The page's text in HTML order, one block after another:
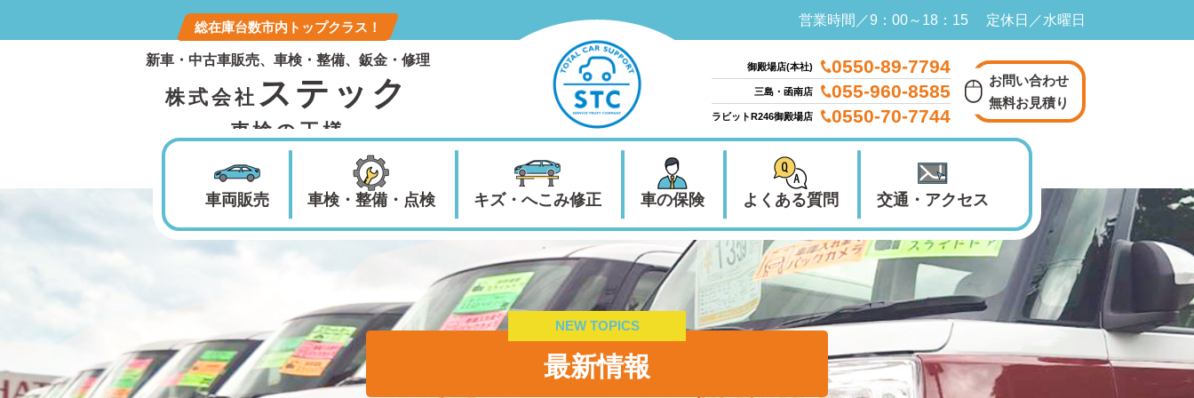
営業時間／9：00～18：15 定休日／水曜日
総在庫台数市内トップクラス！
新車・中古車販売、車検・整備、鈑金・修理
株式会社ステック
車検の王様
御殿場店(本社) 0550-89-7794
三島・函南店 055-960-8585
ラビットR246御殿場店 0550-70-7744
お問い合わせ
無料お見積り
車両販売 車検・整備・点検 キズ・へこみ修正 車の保険 よくある質問 交通・アクセス
NEW TOPICS
最新情報